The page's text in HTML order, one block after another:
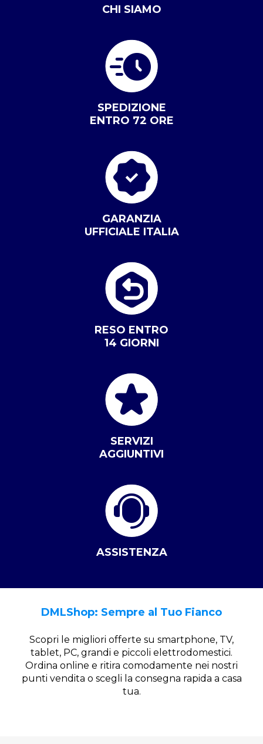
CHI SIAMO
SPEDIZIONE
ENTRO 72 ORE
GARANZIA
UFFICIALE ITALIA
RESO ENTRO
14 GIORNI
SERVIZI
AGGIUNTIVI
ASSISTENZA
DMLShop: Sempre al Tuo Fianco
Scopri le migliori offerte su smartphone, TV,
tablet, PC, grandi e piccoli elettrodomestici.
Ordina online e ritira comodamente nei nostri
punti vendita o scegli la consegna rapida a casa
tua.